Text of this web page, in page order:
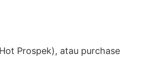
Prospek), atau purchase